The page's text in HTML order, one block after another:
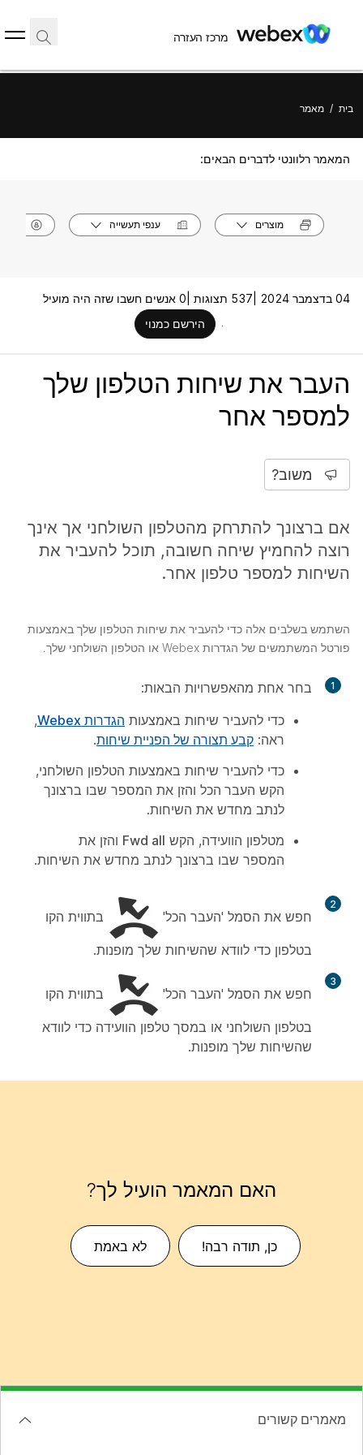
מרכז העזרה
בית / מאמר
המאמר רלוונטי לדברים הבאים:
מוצרים ענפי תעשייה
04 בדצמבר 2024 | 537 תצוגות |
0 אנשים חשבו שזה היה מועיל
הירשם כמנוי
העבר את שיחות הטלפון שלך
למספר אחר
משוב?
אם ברצונך להתרחק מהטלפון השולחני אך אינך
רוצה להחמיץ שיחה חשובה, תוכל להעביר את
השיחות למספר טלפון אחר.
השתמש בשלבים אלה כדי להעביר את שיחות הטלפון שלך באמצעות
פורטל המשתמשים של הגדרות Webex או הטלפון השולחני שלך.
1
בחר אחת מהאפשרויות הבאות:
כדי להעביר שיחות באמצעות הגדרות Webex
,
ראה: קבע תצורה של הפניית שיחות.
כדי להעביר שיחות באמצעות הטלפון השולחני,
הקש העבר הכל והזן את המספר שבו ברצונך
לנתב מחדש את השיחות.
מטלפון הוועידה, הקש Fwd all והזן את
המספר שבו ברצונך לנתב מחדש את השיחות.
2
חפש את הסמל 'העבר הכל' בתווית הקו
בטלפון כדי לוודא שהשיחות שלך מופנות.
3
חפש את הסמל 'העבר הכל' בתווית הקו
בטלפון השולחני או במסך טלפון הוועידה כדי לוודא
שהשיחות שלך מופנות.
האם המאמר הועיל לך?
כן, תודה רבה! לא באמת
מאמרים קשורים